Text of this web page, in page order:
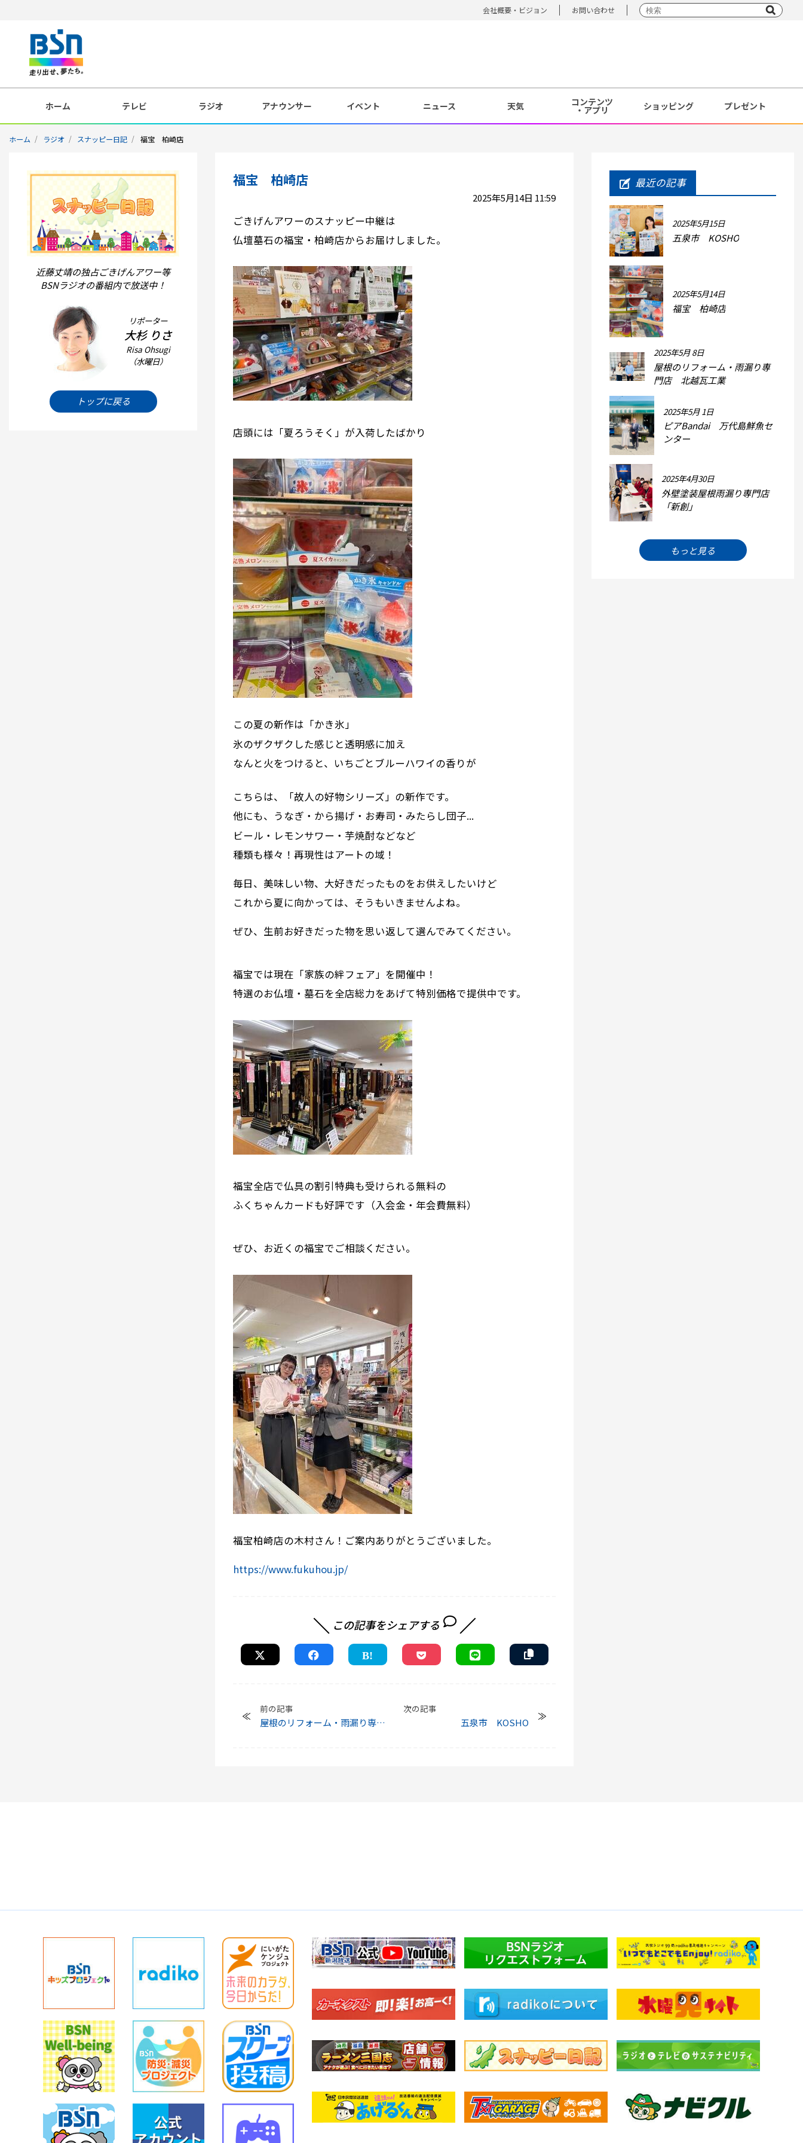
会社概要・ビジョン お問い合わせ
ホーム テレビ ラジオ アナウンサー イベント ニュース 天気 コンテンツ
・アプリ ショッピング プレゼント
ホーム ラジオ スナッピー日記 福宝 柏崎店
近藤丈靖の独占ごきげんアワー等
BSNラジオの番組内で放送中！
リポーター
大杉 りさ
Risa Ohsugi
（水曜日）
トップに戻る
福宝 柏崎店
2025年5月14日 11:59
ごきげんアワーのスナッピー中継は
仏壇墓石の福宝・柏崎店からお届けしました。
店頭には「夏ろうそく」が入荷したばかり
この夏の新作は「かき氷」
氷のザクザクした感じと透明感に加え
なんと火をつけると、いちごとブルーハワイの香りが
こちらは、「故人の好物シリーズ」の新作です。
他にも、うなぎ・から揚げ・お寿司・みたらし団子...
ビール・レモンサワー・芋焼酎などなど
種類も様々！再現性はアートの域！
毎日、美味しい物、大好きだったものをお供えしたいけど
これから夏に向かっては、そうもいきませんよね。
ぜひ、生前お好きだった物を思い返して選んでみてください。
福宝では現在「家族の絆フェア」を開催中！
特選のお仏壇・墓石を全店総力をあげて特別価格で提供中です。
福宝全店で仏具の割引特典も受けられる無料の
ふくちゃんカードも好評です（入会金・年会費無料）
ぜひ、お近くの福宝でご相談ください。
福宝柏崎店の木村さん！ご案内ありがとうございました。
https://www.fukuhou.jp/
この記事をシェアする
前の記事
屋根のリフォーム・雨漏り専門
次の記事
五泉市 KOSHO
最近の記事
2025年5月15日
五泉市 KOSHO
2025年5月14日
福宝 柏崎店
2025年5月 8日
屋根のリフォーム・雨漏り専
門店 北越瓦工業
2025年5月 1日
ピアBandai 万代島鮮魚セ
ンター
2025年4月30日
外壁塗装屋根雨漏り専門店
「新創」
もっと見る